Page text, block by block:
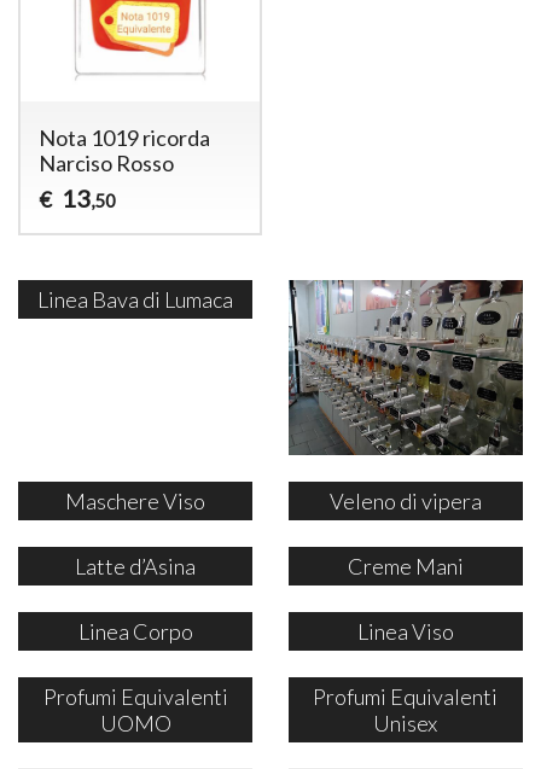
Nota 1019 ricorda
Narciso Rosso
€ 13,50
Linea Bava di Lumaca
Maschere Viso Veleno di vipera
Latte d’Asina Creme Mani
Linea Corpo Linea Viso
Profumi Equivalenti
UOMO
Profumi Equivalenti
Unisex